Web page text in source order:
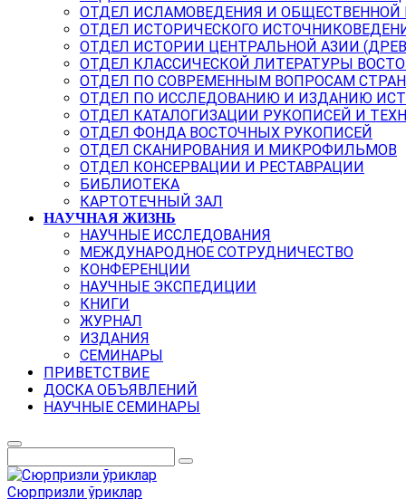
ОТДЕЛ ИСЛАМОВЕДЕНИЯ И
ОТДЕЛ ИСТОРИЧЕСКОГО
ОТДЕЛ ИСТОРИИ ЦЕНТРАЛЬНОЙ АЗИИ
ОТДЕЛ КЛАССИЧЕСКОЙ ЛИТЕРАТУРЫ
ОТДЕЛ ПО СОВРЕМЕННЫМ ВОПРОСАМ
ОТДЕЛ ПО ИССЛЕДОВАНИЮ И ИЗДАНИЮ
ОТДЕЛ КАТАЛОГИЗАЦИИ РУКОПИСЕЙ И
ОТДЕЛ ФОНДА ВОСТОЧНЫХ РУКОПИСЕЙ
ОТДЕЛ СКАНИРОВАНИЯ И МИКРОФИЛЬМОВ
ОТДЕЛ КОНСЕРВАЦИИ И РЕСТАВРАЦИИ
БИБЛИОТЕКА
КАРТОТЕЧНЫЙ ЗАЛ
НАУЧНАЯ ЖИЗНЬ
НАУЧНЫЕ ИССЛЕДОВАНИЯ
МЕЖДУНАРОДНОЕ СОТРУДНИЧЕСТВО
КОНФЕРЕНЦИИ
НАУЧНЫЕ ЭКСПЕДИЦИИ
КНИГИ
ЖУРНАЛ
ИЗДАНИЯ
СЕМИНАРЫ
ПРИВЕТСТВИЕ
ДОСКА ОБЪЯВЛЕНИЙ
НАУЧНЫЕ СЕМИНАРЫ
Сюрпризли ўриклар